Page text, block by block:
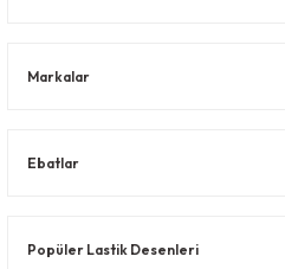
Markalar
Ebatlar
Popüler Lastik Desenleri